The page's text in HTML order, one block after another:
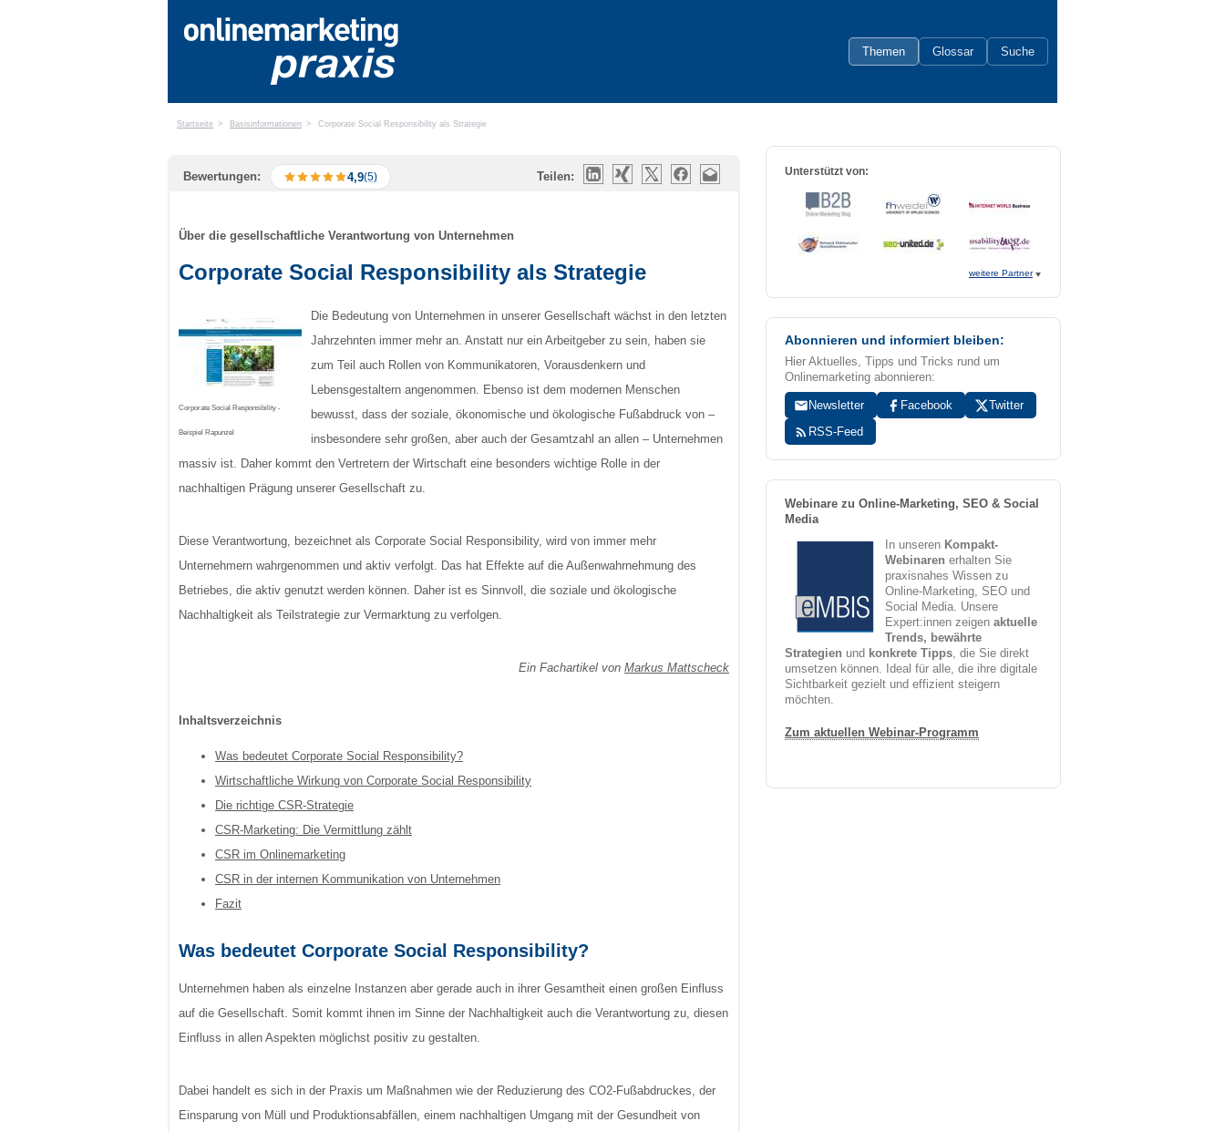
Themen Glossar Suche
Startseite > Basisinformationen > Corporate Social Responsibility als Strategie
Unterstützt von:
weitere Partner
Abonnieren und informiert bleiben:
Hier Aktuelles, Tipps und Tricks rund um
Onlinemarketing abonnieren:
Newsletter Facebook
Twitter
RSS-Feed
Webinare zu Online-Marketing, SEO & Social
Media
In unseren Kompakt-
Webinaren erhalten Sie
praxisnahes Wissen zu
Online-Marketing, SEO und
Social Media. Unsere
Expert:innen zeigen aktuelle
Trends, bewährte
Strategien und konkrete Tipps, die Sie direkt
umsetzen können. Ideal für alle, die ihre digitale
Sichtbarkeit gezielt und effizient steigern
möchten.
Zum aktuellen Webinar-Programm
Bewertungen: 4,9(5) Teilen:
Über die gesellschaftliche Verantwortung von Unternehmen
Corporate Social Responsibility als Strategie
Corporate Social Responsibility -
Beispiel Rapunzel
Die Bedeutung von Unternehmen in unserer Gesellschaft wächst in den letzten
Jahrzehnten immer mehr an. Anstatt nur ein Arbeitgeber zu sein, haben sie
zum Teil auch Rollen von Kommunikatoren, Vorausdenkern und
Lebensgestaltern angenommen. Ebenso ist dem modernen Menschen
bewusst, dass der soziale, ökonomische und ökologische Fußabdruck von –
insbesondere sehr großen, aber auch der Gesamtzahl an allen – Unternehmen
massiv ist. Daher kommt den Vertretern der Wirtschaft eine besonders wichtige Rolle in der
nachhaltigen Prägung unserer Gesellschaft zu.
Diese Verantwortung, bezeichnet als Corporate Social Responsibility, wird von immer mehr
Unternehmern wahrgenommen und aktiv verfolgt. Das hat Effekte auf die Außenwahrnehmung des
Betriebes, die aktiv genutzt werden können. Daher ist es Sinnvoll, die soziale und ökologische
Nachhaltigkeit als Teilstrategie zur Vermarktung zu verfolgen.
Ein Fachartikel von Markus Mattscheck
Inhaltsverzeichnis
Was bedeutet Corporate Social Responsibility?
Wirtschaftliche Wirkung von Corporate Social Responsibility
Die richtige CSR-Strategie
CSR-Marketing: Die Vermittlung zählt
CSR im Onlinemarketing
CSR in der internen Kommunikation von Unternehmen
Fazit
Was bedeutet Corporate Social Responsibility?
Unternehmen haben als einzelne Instanzen aber gerade auch in ihrer Gesamtheit einen großen Einfluss
auf die Gesellschaft. Somit kommt ihnen im Sinne der Nachhaltigkeit auch die Verantwortung zu, diesen
Einfluss in allen Aspekten möglichst positiv zu gestalten.
Dabei handelt es sich in der Praxis um Maßnahmen wie der Reduzierung des CO2-Fußabdruckes, der
Einsparung von Müll und Produktionsabfällen, einem nachhaltigen Umgang mit der Gesundheit von